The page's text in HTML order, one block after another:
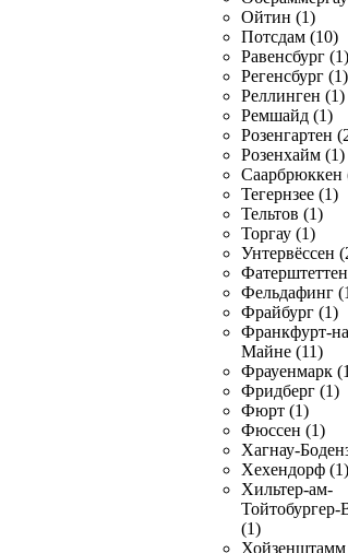
Ойтин (1)
Потсдам (10)
Равенсбург (1)
Регенсбург (1)
Реллинген (1)
Ремшайд (1)
Розенгартен
Розенхайм (1)
Саарбрюккен
Тегернзее (1)
Тельтов (1)
Торгау (1)
Унтервёссен
Фельдафинг
Фрайбург (1)
Франкфурт-
Майне (11)
Фрауенмарк
Фридберг (1)
Фюрт (1)
Фюссен (1)
Хагнау-
Хехендорф (1)
Хильтер-ам-
Тойтобургер-
(1)
Хойзенштамм